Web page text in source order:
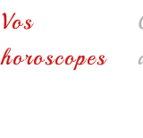
Vos
horoscopes